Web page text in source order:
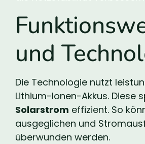
und
Die Technologie nutzt
Lithium-Ionen-Akkus. Diese
Solarstrom effizient. So
ausgeglichen und
überwunden werden.